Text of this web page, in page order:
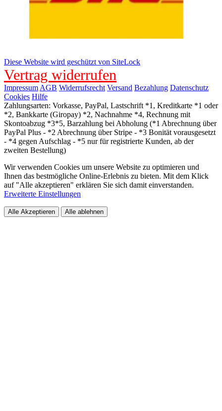
Diese Website wird geschützt von SiteLock
Vertrag widerrufen
Impressum AGB Widerrufsrecht Versand Bezahlung Datenschutz
Cookies Hilfe
Zahlungsarten: Vorkasse, PayPal, Lastschrift *1, Kreditkarte *1 oder
*2, Bankkarte (Giropay) *2, Nachnahme *4, Rechnung mit
Skontoabzug *3*5, Barzahlung bei Abholung (*1 Abrechnung über
PayPal Plus - *2 Abrechnung über Stripe - *3 Bonität vorausgesetzt
- *4 gegen Aufschlag - *5 nur für registrierte Kunden, ab der
zweiten Bestellung)
Wir verwenden Cookies um unsere Website zu optimieren und
Ihnen das bestmögliche Online-Erlebnis zu bieten. Mit dem Klick
auf "Alle akzeptieren" erklären Sie sich damit einverstanden.
Erweiterte Einstellungen
Alle Akzeptieren Alle ablehnen